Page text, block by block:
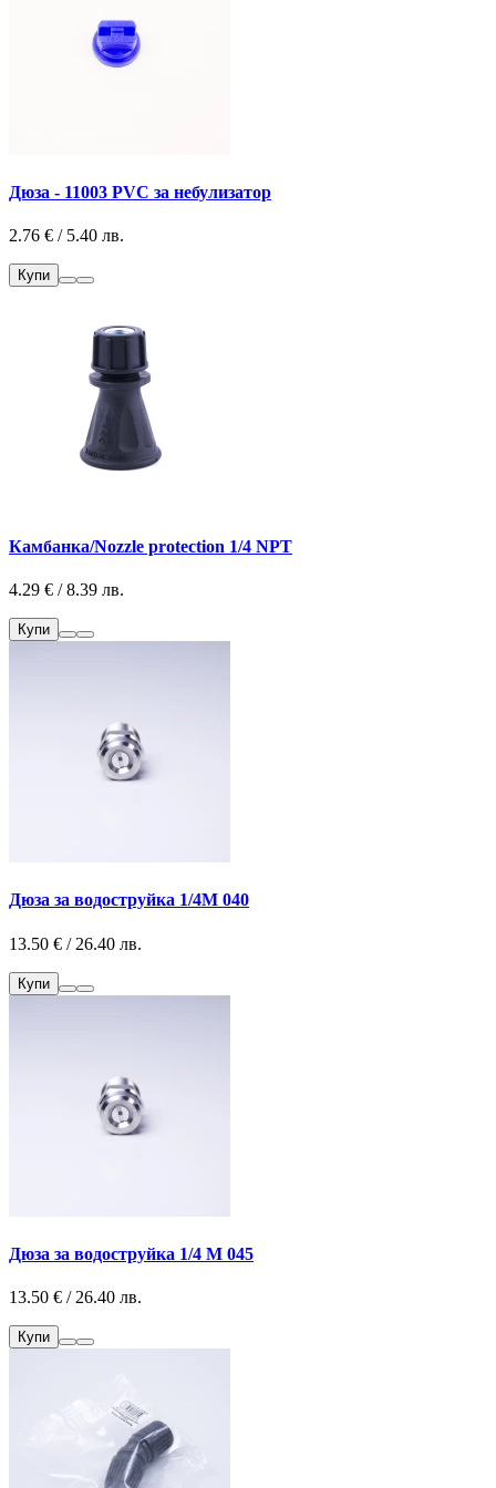
Дюза - 11003 PVC за небулизатор
2.76 € / 5.40 лв.
Купи
Камбанка/Nozzle protection 1/4 NPT
4.29 € / 8.39 лв.
Купи
Дюза за водоструйка 1/4М 040
13.50 € / 26.40 лв.
Купи
Дюза за водоструйка 1/4 M 045
13.50 € / 26.40 лв.
Купи